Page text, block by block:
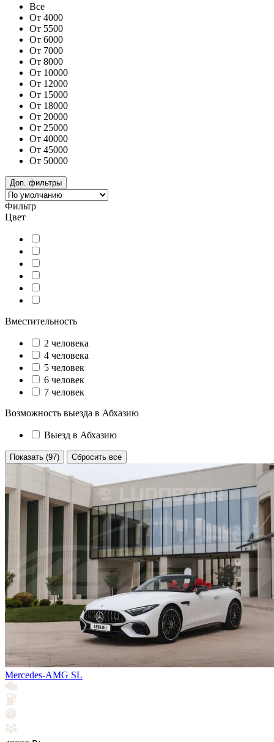
Все
От 4000
От 5500
От 6000
От 7000
От 8000
От 10000
От 12000
От 15000
От 18000
От 20000
От 25000
От 40000
От 45000
От 50000
Доп. фильтры
Фильтр
Цвет
Вместительность
2 человека
4 человека
5 человек
6 человек
7 человек
Возможность выезда в Абхазию
Выезд в Абхазию
Показать (97) Сбросить все
Mercedes-AMG SL